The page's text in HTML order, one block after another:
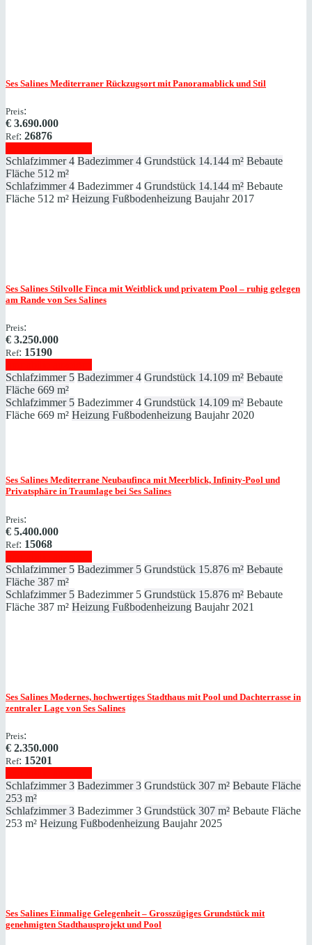
Ses Salines Mediterraner Rückzugsort mit Panoramablick und Stil
Preis:
€ 3.690.000
Ref: 26876
Schlafzimmer 4 Badezimmer 4 Grundstück 14.144 m² Bebaute
Fläche 512 m²
Schlafzimmer 4 Badezimmer 4 Grundstück 14.144 m² Bebaute
Fläche 512 m² Heizung Fußbodenheizung Baujahr 2017
Ses Salines Stilvolle Finca mit Weitblick und privatem Pool – ruhig gelegen
am Rande von Ses Salines
Preis:
€ 3.250.000
Ref: 15190
Schlafzimmer 5 Badezimmer 4 Grundstück 14.109 m² Bebaute
Fläche 669 m²
Schlafzimmer 5 Badezimmer 4 Grundstück 14.109 m² Bebaute
Fläche 669 m² Heizung Fußbodenheizung Baujahr 2020
Ses Salines Mediterrane Neubaufinca mit Meerblick, Infinity‑Pool und
Privatsphäre in Traumlage bei Ses Salines
Preis:
€ 5.400.000
Ref: 15068
Schlafzimmer 5 Badezimmer 5 Grundstück 15.876 m² Bebaute
Fläche 387 m²
Schlafzimmer 5 Badezimmer 5 Grundstück 15.876 m² Bebaute
Fläche 387 m² Heizung Fußbodenheizung Baujahr 2021
Ses Salines Modernes, hochwertiges Stadthaus mit Pool und Dachterrasse in
zentraler Lage von Ses Salines
Preis:
€ 2.350.000
Ref: 15201
Schlafzimmer 3 Badezimmer 3 Grundstück 307 m² Bebaute Fläche
253 m²
Schlafzimmer 3 Badezimmer 3 Grundstück 307 m² Bebaute Fläche
253 m² Heizung Fußbodenheizung Baujahr 2025
Ses Salines Einmalige Gelegenheit – Grosszügiges Grundstück mit
genehmigten Stadthausprojekt und Pool